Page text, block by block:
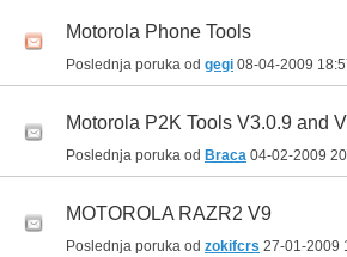
Motorola Phone Tools
Poslednja poruka od gegi 08-04-2009
Motorola P2K Tools V3.0.9 and
Poslednja poruka od Braca 04-02-2009
MOTOROLA RAZR2 V9
Poslednja poruka od zokifcrs 27-01-2009